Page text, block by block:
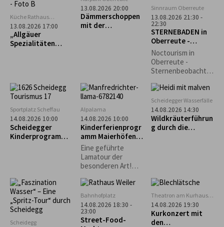
Getränk mitbringen!
Küche Rathaus
Scheidegg
13.08.2026 17:00
„Allgäuer
Spezialitäten
13.08.2026 20:00
Dämmerschoppen
mit der
Sinnraum Oberreute
13.08.2026 21:30 -
22:30
STERNEBADEN in
Oberreute -
Perseiden-
Beobachtung
Noctourism in
Oberreute -
Sternenbeobachtu
Gemeinsam
schauen wir in den
Nachthimmel und
entdecken die
Schönheiten des
Nachthimmels.
Sportplatz Scheffau
14.08.2026 10:00
Scheidegger
Kinderprogramm:
Alpalama
14.08.2026 10:00
Kinderferienprogr
amm Maierhöfen:
Alpalama Familien-
Erlebniszeit
Eine geführte
Lamatour der
besonderen Art!
Familien Pro Familie
60 €.
Scheidegger Wasserfälle
14.08.2026 14:30
Wildkräuterführun
g durch die
Scheidegg
Bahnhofplatz
14.08.2026 18:30 -
23:00
Street-Food-
Theatron am Kurhaus
Scheidegg
14.08.2026 19:30
Kurkonzert mit
den